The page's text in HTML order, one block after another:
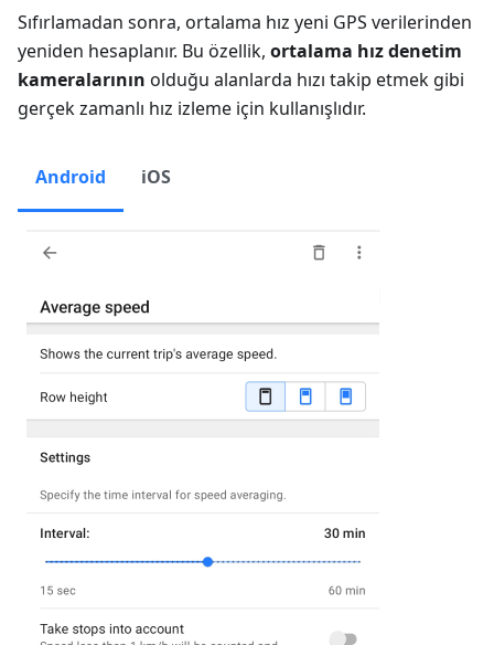
Sıfırlamadan sonra, ortalama hız yeni GPS verilerinden
yeniden hesaplanır. Bu özellik, ortalama hız denetim
kameralarının olduğu alanlarda hızı takip etmek gibi
gerçek zamanlı hız izleme için kullanışlıdır.
Android iOS